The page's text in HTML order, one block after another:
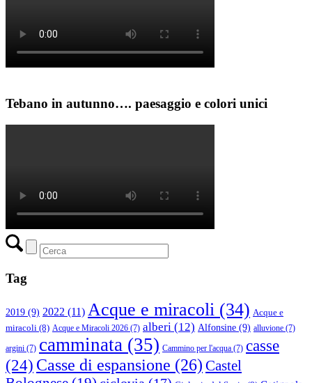
Tebano in autunno…. paesaggio e colori unici
Tag
2019 (9) 2022 (11) Acque e miracoli (34) Acque e
miracoli (8) Acque e Miracoli 2026 (7) alberi (12) Alfonsine (9) alluvione (7)
argini (7) camminata (35) Cammino per l'acqua (7) casse
(24) Casse di espansione (26) Castel